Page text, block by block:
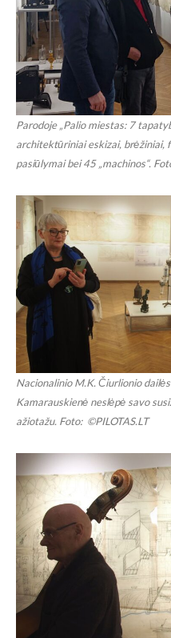
Parodoje „Palio miestas: 7
architektūriniai eskizai,
pasiūlymai bei 45 „machinos“.
Nacionalinio M.K. Čiurlionio
Kamarauskienė neslėpė savo
ažiotažu. Foto: ©PILOTAS.LT